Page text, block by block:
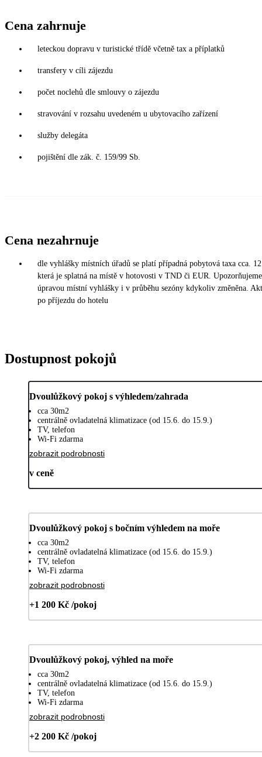
Cena zahrnuje
leteckou dopravu v turistické třídě včetně tax a příplatků
transfery v cíli zájezdu
počet noclehů dle smlouvy o zájezdu
stravování v rozsahu uvedeném u ubytovacího zařízení
služby delegáta
pojištění dle zák. č. 159/99 Sb.
Cena nezahrnuje
dle vyhlášky místních úřadů se platí případná pobytová taxa cca.
která je splatná na místě v hotovosti v TND či EUR.
úpravou místní vyhlášky i v průběhu sezóny kdykoliv změněna.
po příjezdu do hotelu
Dostupnost pokojů
Dvoulůžkový pokoj s výhledem/zahrada
cca 30m2
centrálně ovladatelná klimatizace (od 15.6. do 15.9.)
TV, telefon
Wi-Fi zdarma
zobrazit podrobnosti
v ceně
Dvoulůžkový pokoj s bočním výhledem na moře
cca 30m2
centrálně ovladatelná klimatizace (od 15.6. do 15.9.)
TV, telefon
Wi-Fi zdarma
zobrazit podrobnosti
+1 200 Kč /pokoj
Dvoulůžkový pokoj, výhled na moře
cca 30m2
centrálně ovladatelná klimatizace (od 15.6. do 15.9.)
TV, telefon
Wi-Fi zdarma
zobrazit podrobnosti
+2 200 Kč /pokoj